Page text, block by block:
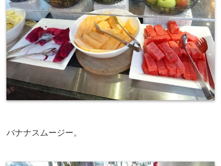
バナナスムージー。